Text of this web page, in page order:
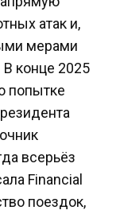
атак и,
мерами
конце 2025
попытке
всерьёз
Financial
поездок,